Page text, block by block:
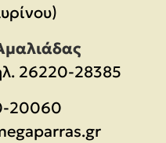
26220-28385
20060